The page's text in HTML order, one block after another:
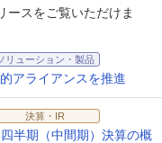
ースをご覧いただけま
リューション・製品
アライアンスを推進
決算・IR
半期（中間期）決算の概